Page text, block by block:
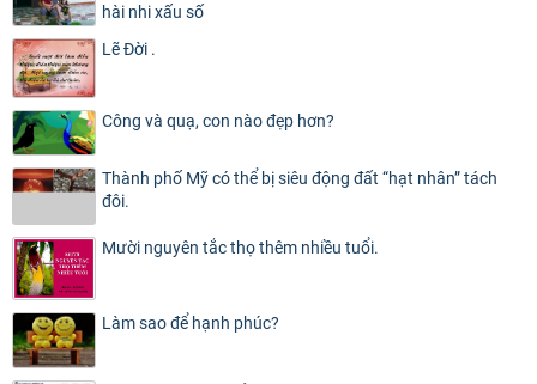
hài nhi xấu số
Lẽ Đời .
Công và quạ, con nào đẹp hơn?
Thành phố Mỹ có thể bị siêu động đất “hạt nhân” tách
đôi.
Mười nguyên tắc thọ thêm nhiều tuổi.
Làm sao để hạnh phúc?